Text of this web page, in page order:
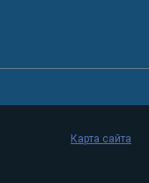
Карта сайта